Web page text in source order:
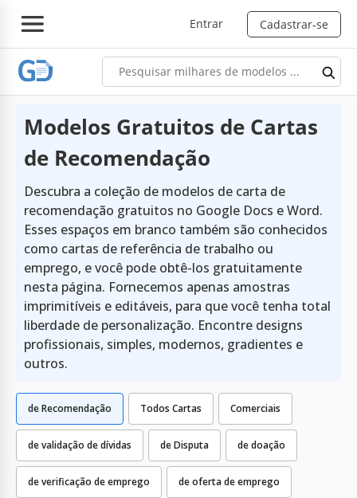
Entrar Cadastrar-se
Modelos Gratuitos de Cartas
de Recomendação
Descubra a coleção de modelos de carta de
recomendação gratuitos no Google Docs e Word.
Esses espaços em branco também são conhecidos
como cartas de referência de trabalho ou
emprego, e você pode obtê-los gratuitamente
nesta página. Fornecemos apenas amostras
imprimitíveis e editáveis, para que você tenha total
liberdade de personalização. Encontre designs
profissionais, simples, modernos, gradientes e
outros.
Todos Cartas Comerciais
de validação de dívidas de Disputa de doação
de verificação de emprego de oferta de emprego
de Recomendação